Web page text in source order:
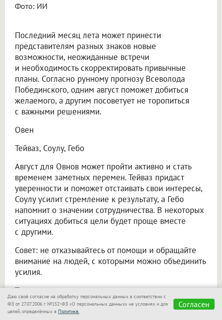
Фото: ИИ
Последний месяц лета может принести
представителям разных знаков новые
возможности, неожиданные встречи
и необходимость скорректировать привычные
планы. Согласно рунному прогнозу Всеволода
Побединского, одним август поможет добиться
желаемого, а другим посоветует не торопиться
с важными решениями.
Овен
Тейваз, Соулу, Гебо
Август для Овнов может пройти активно и стать
временем заметных перемен. Тейваз придаст
уверенности и поможет отстаивать свои интересы,
Соулу усилит стремление к результату, а Гебо
напомнит о значении сотрудничества. В некоторых
ситуациях добиться цели будет проще вместе
с другими.
Совет: не отказывайтесь от помощи и обращайте
внимание на людей, с которыми можно объединить
усилия.
Телец
Феху, Йера, Альгиз
Даю своё согласие на обработку персональных данных в соответствии с
ФЗ от 27.07.2006 г. №152-ФЗ «О персональных данных» на условиях и для
целей, определённых в Политике.
Согласен